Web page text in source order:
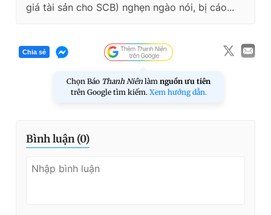
giá tài sản cho SCB) nghẹn ngào nói, bị cáo...
Chia sẻ
Chọn Báo Thanh Niên làm nguồn ưu tiên
trên Google tìm kiếm. Xem hướng dẫn.
Bình luận (0)